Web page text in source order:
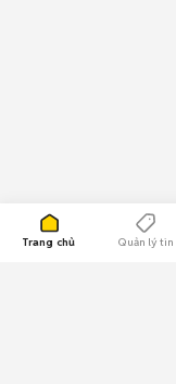
Trang chủ Quản lý tin